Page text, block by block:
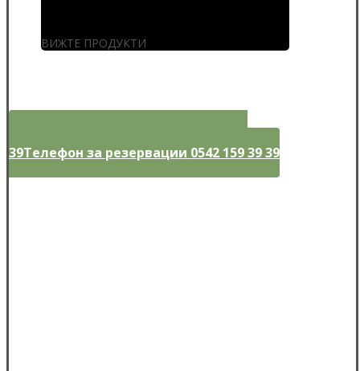
ВИЖТЕ ПРОДУКТИ
39Телефон за резервации 0542 159 39 39